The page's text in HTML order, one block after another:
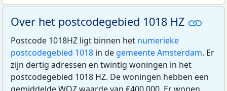
Over het postcodegebied 1018 HZ
Postcode 1018HZ ligt binnen het numerieke
postcodegebied 1018 in de gemeente Amsterdam. Er
zijn dertig adressen en twintig woningen in het
postcodegebied 1018 HZ. De woningen hebben een